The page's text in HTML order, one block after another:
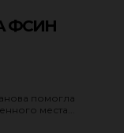
ФСИН
помогла
места...